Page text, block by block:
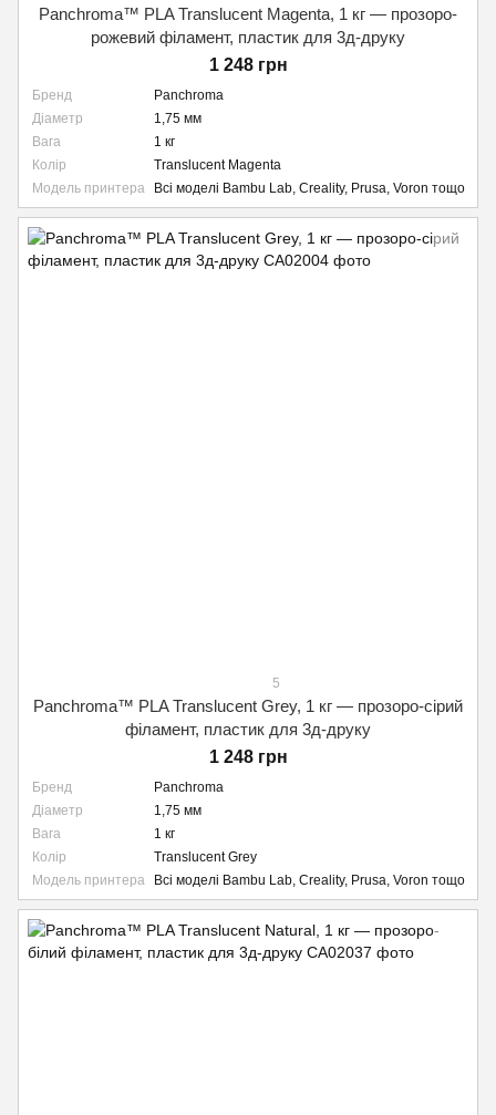
Panchroma™ PLA Translucent Magenta, 1 кг — прозоро-
рожевий філамент, пластик для 3д-друку
1 248 грн
Бренд
Panchroma
Діаметр
1,75 мм
Вага
1 кг
Колір
Translucent Magenta
Модель принтера
Всі моделі Bambu Lab, Creality, Prusa, Voron тощо
5
Panchroma™ PLA Translucent Grey, 1 кг — прозоро-сірий
філамент, пластик для 3д-друку
1 248 грн
Бренд
Panchroma
Діаметр
1,75 мм
Вага
1 кг
Колір
Translucent Grey
Модель принтера
Всі моделі Bambu Lab, Creality, Prusa, Voron тощо